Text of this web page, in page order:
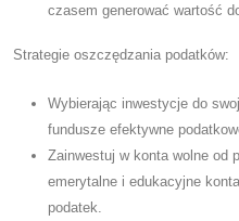
czasem generować wartość
Strategie oszczędzania podatków:
Wybierając inwestycje do
fundusze efektywne
Zainwestuj w konta wolne od
emerytalne i edukacyjne
podatek.